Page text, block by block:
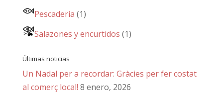
Pescaderia (1)
Salazones y encurtidos (1)
Últimas noticias
Un Nadal per a recordar: Gràcies per fer costat
al comerç local! 8 enero, 2026